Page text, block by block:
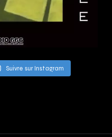
Suivre sur Instagram